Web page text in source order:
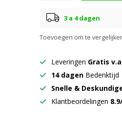
3 a 4 dagen
Toevoegen om te
Leveringen Gratis
14 dagen Bedenktijd
Snelle &
Klantbeordelingen